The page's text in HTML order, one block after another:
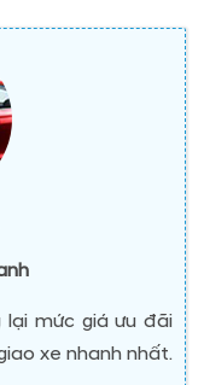
mức giá ưu đãi
xe nhanh nhất.